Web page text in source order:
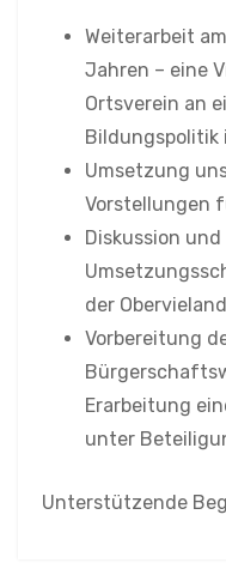
Weiterarbeit
Jahren – eine
Ortsverein an
Bildungspolitik
Umsetzung
Vorstellungen
Diskussion
der
Vorbereitung
Erarbeitung
unter
Unterstützende